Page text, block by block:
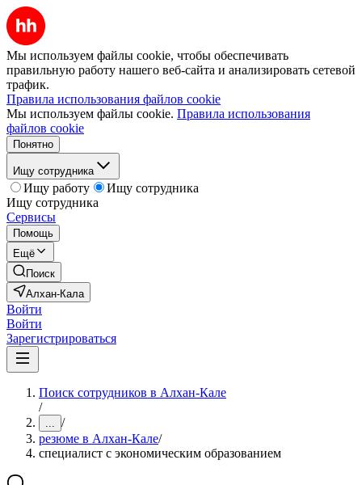
Мы используем файлы cookie, чтобы обеспечивать
правильную работу нашего веб-сайта и анализировать сетевой
трафик.
Правила использования файлов cookie
Мы используем файлы cookie. Правила использования
файлов cookie
Понятно
Ищу сотрудника
Ищу работу
Ищу сотрудника
Ищу сотрудника
Сервисы
Помощь
Ещё
Поиск
Алхан-Кала
Войти
Войти
Зарегистрироваться
Поиск сотрудников в Алхан-Кале
/
... /
резюме в Алхан-Кале/
специалист с экономическим образованием